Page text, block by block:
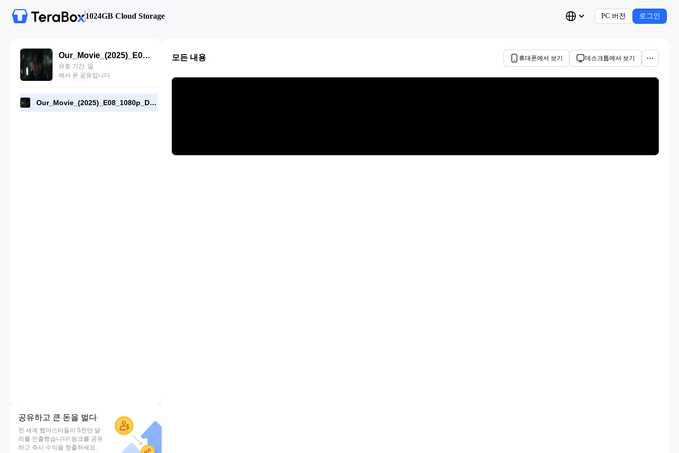
1024GB Cloud Storage PC 버전 로그인
Our_Movie_(2025)_E08_1080p_DSNP_WEB-DL_[RMC].mp4
유효 기간: 일
에서 온 공유입니다
Our_Movie_(2025)_E08_1080p_DSNP_WEB-DL_[RMC].mp4
공유하고 큰 돈을 벌다
전 세계 웹마스터들이 5천만 달
러를 인출했습니다! 링크를 공유
하고 즉시 수익을 창출하세요.
모든 내용 휴대폰에서 보기 데스크톱에서 보기